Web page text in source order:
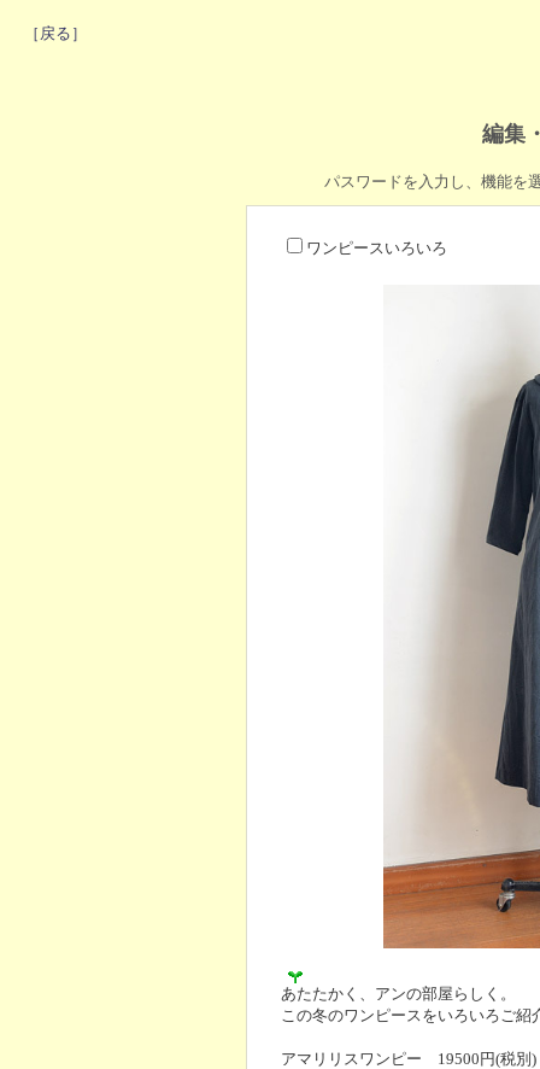
［戻る］
編集
パスワードを入力し、機能を
ワンピースいろいろ
あたたかく、アンの部屋らしく。
この冬のワンピースをいろいろご紹
アマリリスワンピー 19500円(税別)